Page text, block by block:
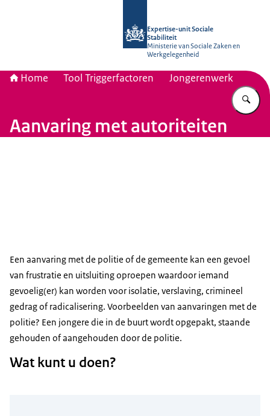
Expertise-unit Sociale
Stabiliteit
Ministerie van Sociale Zaken en
Werkgelegenheid
Home Tool Triggerfactoren Jongerenwerk
Aanvaring met autoriteiten
Een aanvaring met de politie of de gemeente kan een gevoel
van frustratie en uitsluiting oproepen waardoor iemand
gevoelig(er) kan worden voor isolatie, verslaving, crimineel
gedrag of radicalisering. Voorbeelden van aanvaringen met de
politie? Een jongere die in de buurt wordt opgepakt, staande
gehouden of aangehouden door de politie.
Wat kunt u doen?